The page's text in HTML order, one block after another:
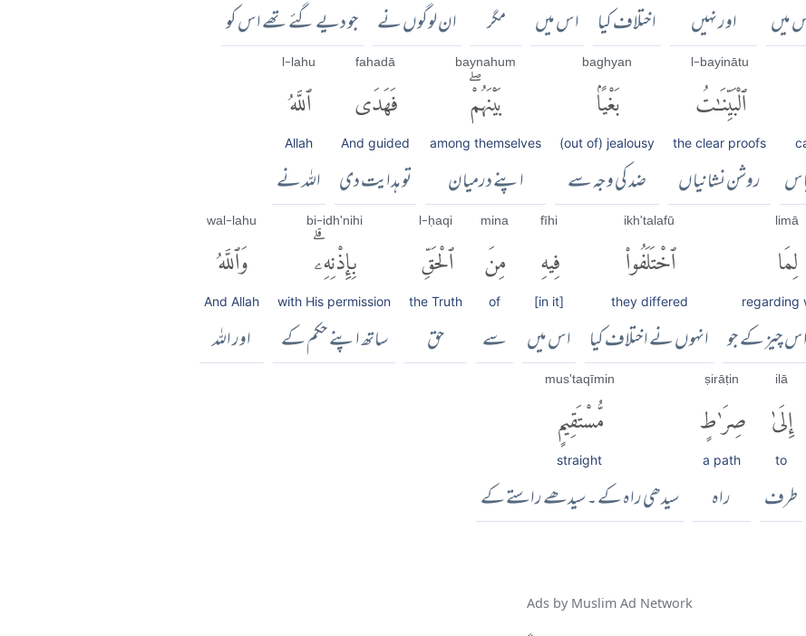
میں اور نہیں اختلاف کیا اس میں مگر ان لوگوں نے جو دیے گئے تھے اس کو
l-bayinātu
ٱلْبَيِّنَٰتُ
the clear proofs
روشن نشانیاں
baghyan
بَغْيًۢا
(out of) jealousy
ضد کی وجہ سے
baynahum
بَيْنَهُمْۖ
among themselves
اپنے درمیان
fahadā
فَهَدَى
And guided
تو ہدایت دی
l-lahu
ٱللَّهُ
Allah
اللہ نے
limā
لِمَا
regarding
چیز کے جو
ikh'talafū
ٱخْتَلَفُوا۟
they differed
انہوں نے اختلاف کیا
fīhi
فِيهِ
[in it]
اس میں
mina
مِنَ
of
سے
l-ḥaqi
ٱلْحَقِّ
the Truth
حق
bi-idh'nihi
بِإِذْنِهِۦۗ
with His permission
ساتھ اپنے حکم کے
wal-lahu
وَٱللَّهُ
And Allah
اور اللہ
ilā
إِلَىٰ
to
طرف
ṣirāṭin
صِرَٰطٍ
a path
راہ
mus'taqīmin
مُّسْتَقِيمٍ
straight
سیدھی راہ کے ۔ سیدھے راستے کے
Ads by Muslim Ad Network